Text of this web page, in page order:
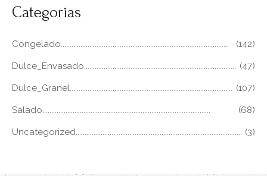
Categorias
Congelado (142)
Dulce_Envasado (47)
Dulce_Granel (107)
Salado (68)
Uncategorized (3)